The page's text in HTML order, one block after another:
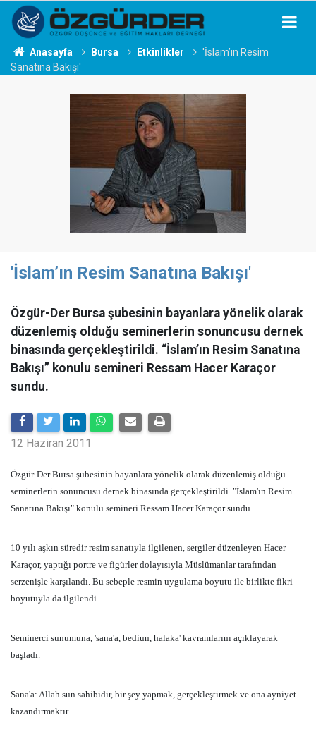
Anasayfa Bursa Etkinlikler
'İslam’ın Resim
Sanatına Bakışı'
'İslam’ın Resim Sanatına Bakışı'
Özgür-Der Bursa şubesinin bayanlara yönelik olarak
düzenlemiş olduğu seminerlerin sonuncusu dernek
binasında gerçekleştirildi. “İslam’ın Resim Sanatına
Bakışı” konulu semineri Ressam Hacer Karaçor
sundu.
12 Haziran 2011
Özgür-Der Bursa şubesinin bayanlara yönelik olarak düzenlemiş olduğu
seminerlerin sonuncusu dernek binasında gerçekleştirildi. "İslam'ın Resim
Sanatına Bakışı" konulu semineri Ressam Hacer Karaçor sundu.
10 yılı aşkın süredir resim sanatıyla ilgilenen, sergiler düzenleyen Hacer
Karaçor, yaptığı portre ve figürler dolayısıyla Müslümanlar tarafından
serzenişle karşılandı. Bu sebeple resmin uygulama boyutu ile birlikte fikri
boyutuyla da ilgilendi.
Seminerci sunumuna, 'sana'a, bediun, halaka' kavramlarını açıklayarak
başladı.
Sana'a: Allah sun sahibidir, bir şey yapmak, gerçekleştirmek ve ona ayniyet
kazandırmaktır.